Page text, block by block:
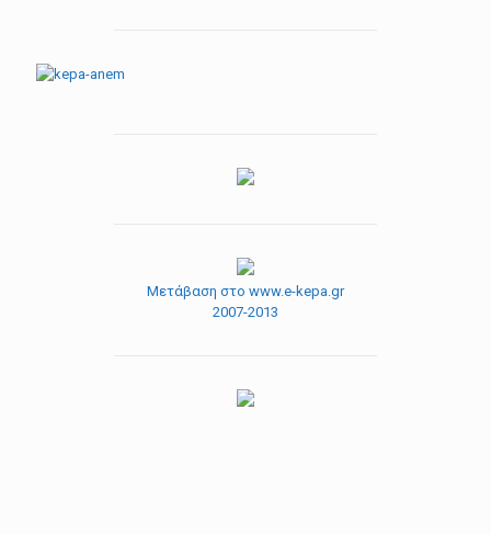
Μετάβαση στο www.e-kepa.gr
2007-2013